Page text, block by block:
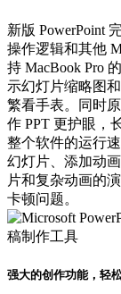
新版 PowerPoint
操作逻辑和其他
持 MacBook Pro
示幻灯片缩略图
繁看手表。同时
作 PPT 更护眼，
整个软件的运行
幻灯片、添加动
片和复杂动画的
卡顿问题。
强大的创作功能，轻